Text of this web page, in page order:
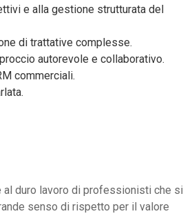
e alla gestione strutturata del
di trattative complesse.
autorevole e collaborativo.
commerciali.
al duro lavoro di professionisti che si
senso di rispetto per il valore